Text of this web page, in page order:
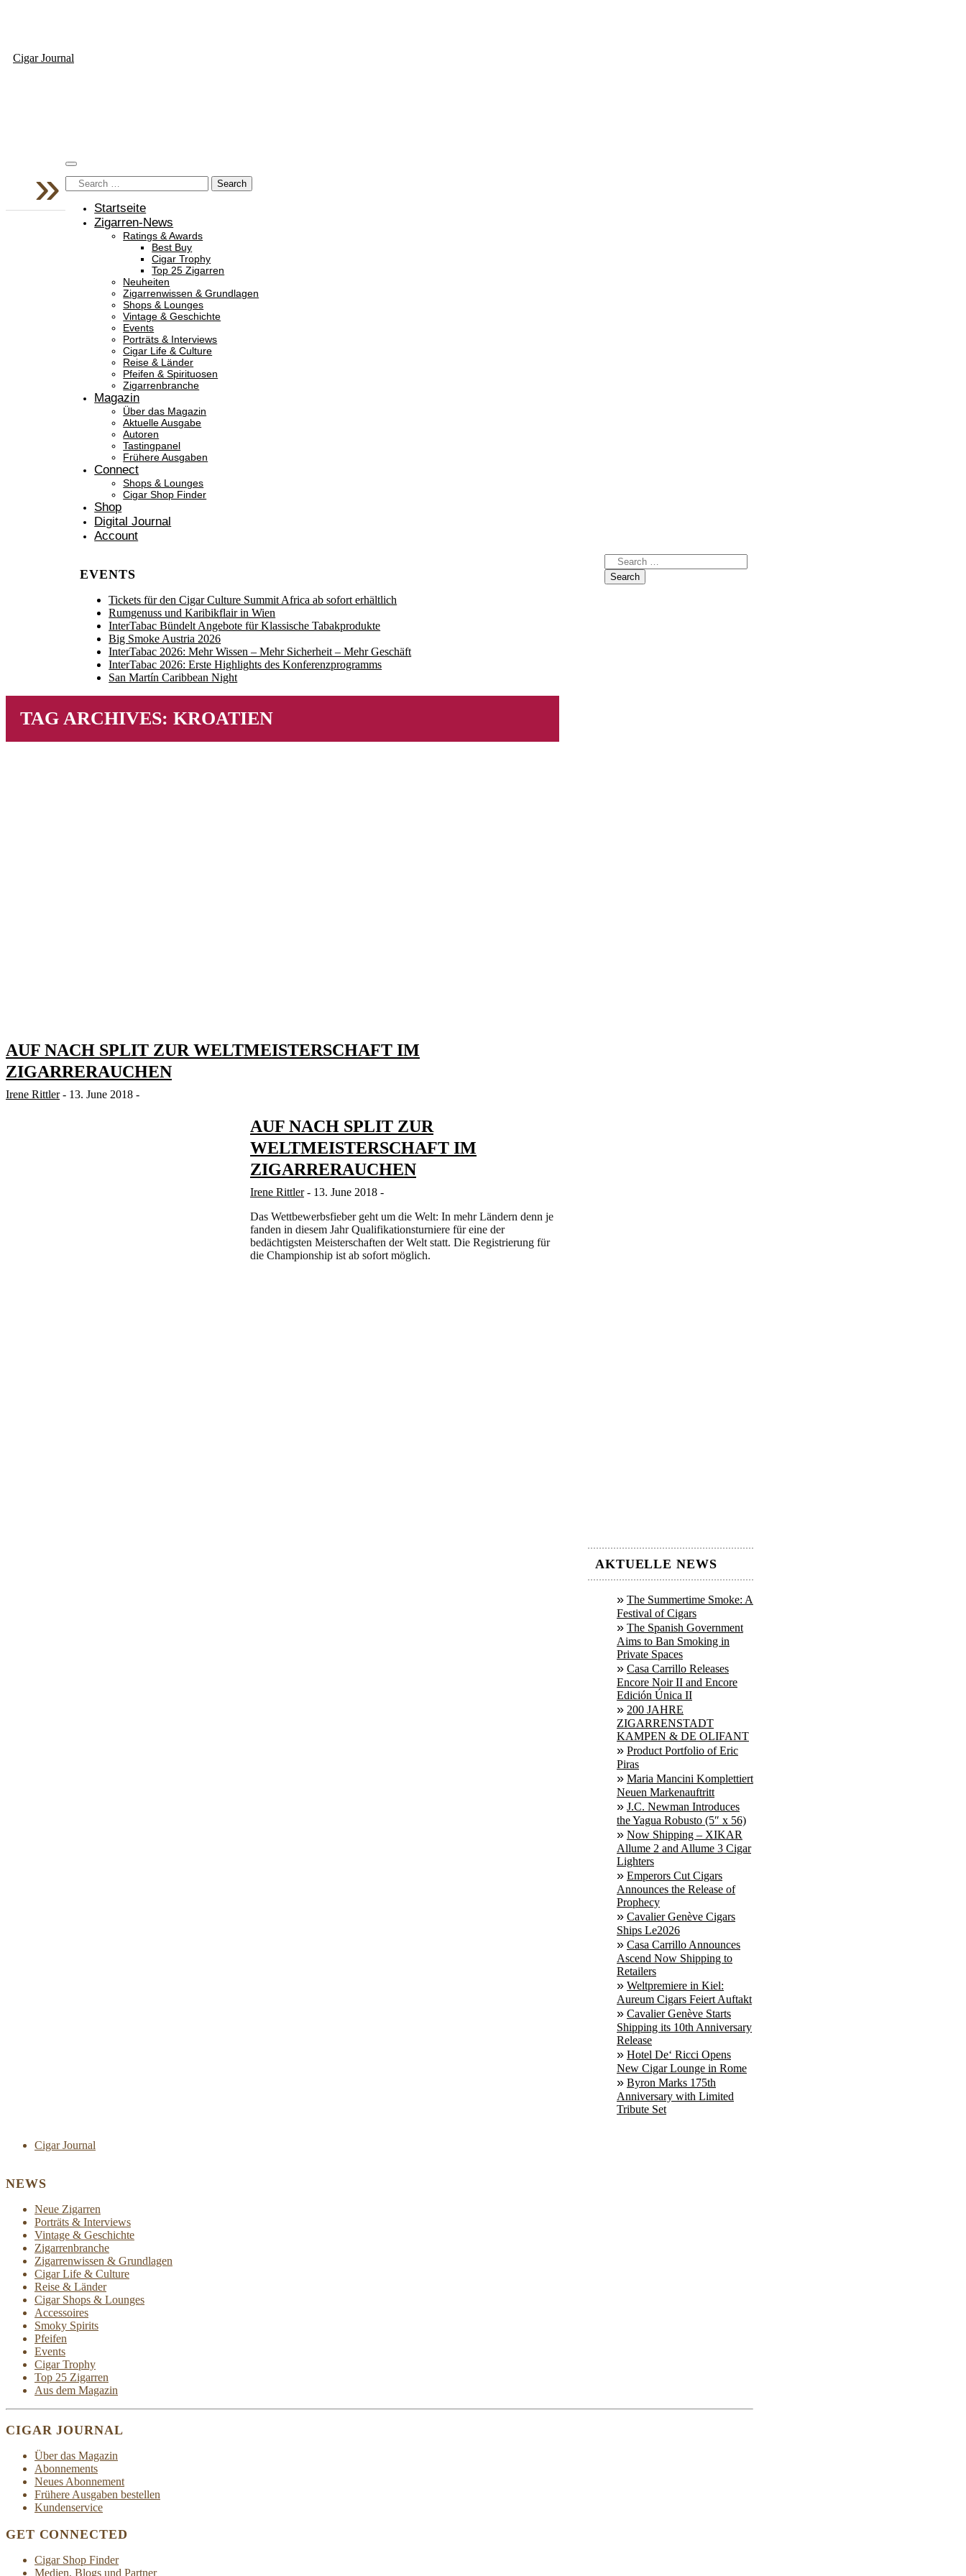
Cigar Journal
Startseite
Zigarren-News
Ratings & Awards
Best Buy
Cigar Trophy
Top 25 Zigarren
Neuheiten
Zigarrenwissen & Grundlagen
Shops & Lounges
Vintage & Geschichte
Events
Porträts & Interviews
Cigar Life & Culture
Reise & Länder
Pfeifen & Spirituosen
Zigarrenbranche
Magazin
Über das Magazin
Aktuelle Ausgabe
Autoren
Tastingpanel
Frühere Ausgaben
Connect
Shops & Lounges
Cigar Shop Finder
Shop
Digital Journal
Account
EVENTS
Tickets für den Cigar Culture Summit Africa ab sofort erhältlich
Rumgenuss und Karibikflair in Wien
InterTabac Bündelt Angebote für Klassische Tabakprodukte
Big Smoke Austria 2026
InterTabac 2026: Mehr Wissen – Mehr Sicherheit – Mehr Geschäft
InterTabac 2026: Erste Highlights des Konferenzprogramms
San Martín Caribbean Night
TAG ARCHIVES: KROATIEN
AUF NACH SPLIT ZUR WELTMEISTERSCHAFT IM
ZIGARRERAUCHEN
Irene Rittler - 13. June 2018 -
AUF NACH SPLIT ZUR
WELTMEISTERSCHAFT IM
ZIGARRERAUCHEN
Irene Rittler - 13. June 2018 -
Das Wettbewerbsfieber geht um die Welt: In mehr Ländern denn je
fanden in diesem Jahr Qualifikationsturniere für eine der
bedächtigsten Meisterschaften der Welt statt. Die Registrierung für
die Championship ist ab sofort möglich.
AKTUELLE NEWS
The Summertime Smoke: A
Festival of Cigars
The Spanish Government
Aims to Ban Smoking in
Private Spaces
Casa Carrillo Releases
Encore Noir II and Encore
Edición Única II
200 JAHRE
ZIGARRENSTADT
KAMPEN & DE OLIFANT
Product Portfolio of Eric
Piras
Maria Mancini Komplettiert
Neuen Markenauftritt
J.C. Newman Introduces
the Yagua Robusto (5″ x 56)
Now Shipping – XIKAR
Allume 2 and Allume 3 Cigar
Lighters
Emperors Cut Cigars
Announces the Release of
Prophecy
Cavalier Genève Cigars
Ships Le2026
Casa Carrillo Announces
Ascend Now Shipping to
Retailers
Weltpremiere in Kiel:
Aureum Cigars Feiert Auftakt
Cavalier Genève Starts
Shipping its 10th Anniversary
Release
Hotel De‘ Ricci Opens
New Cigar Lounge in Rome
Byron Marks 175th
Anniversary with Limited
Tribute Set
Cigar Journal
NEWS
Neue Zigarren
Porträts & Interviews
Vintage & Geschichte
Zigarrenbranche
Zigarrenwissen & Grundlagen
Cigar Life & Culture
Reise & Länder
Cigar Shops & Lounges
Accessoires
Smoky Spirits
Pfeifen
Events
Cigar Trophy
Top 25 Zigarren
Aus dem Magazin
CIGAR JOURNAL
Über das Magazin
Abonnements
Neues Abonnement
Frühere Ausgaben bestellen
Kundenservice
GET CONNECTED
Cigar Shop Finder
Medien, Blogs und Partner